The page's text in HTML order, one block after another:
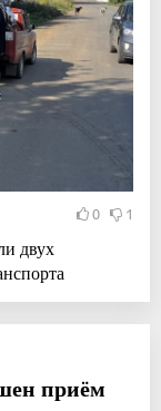
0 1
двух
приём